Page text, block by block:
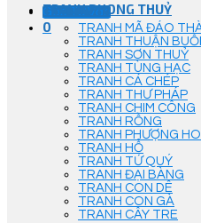
Góc Tư Vấn
0
TRANH PHONG THUỶ
TRANH MÃ ĐÁO
TRANH THUẬN
TRANH SƠN THUỶ
TRANH TÙNG HẠC
TRANH CÁ CHÉP
TRANH THƯ PHÁP
TRANH CHIM CÔNG
TRANH RỒNG
TRANH PHƯỢNG
TRANH HỔ
TRANH TỨ QUÝ
TRANH ĐẠI BÀNG
TRANH CON DÊ
TRANH CON GÀ
TRANH CÂY TRE